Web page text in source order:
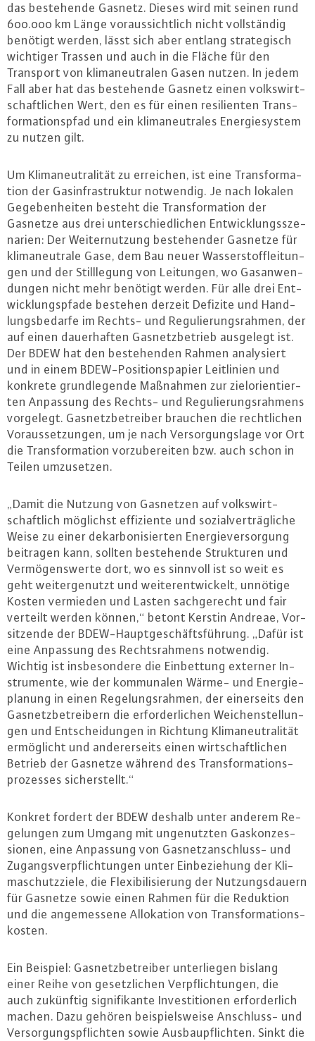
das be­ste­hen­de Gasnetz. Dieses wird mit seinen rund
600.000 km Länge vor­aus­sicht­lich nicht voll­stän­dig
benötigt werden, lässt sich aber entlang stra­te­gisch
wichtiger Trassen und auch in die Fläche für den
Transport von kli­ma­neu­tra­len Gasen nutzen. In jedem
Fall aber hat das be­ste­hen­de Gasnetz einen volks­wirt­
schaft­li­chen Wert, den es für einen resi­li­en­ten Trans­
for­ma­ti­ons­pfad und ein kli­ma­neu­tra­les En­er­gie­sys­tem
zu nutzen gilt.
Um Kli­ma­neu­tra­li­tät zu erreichen, ist eine Trans­for­ma­
ti­on der Gas­in­fra­struk­tur notwendig. Je nach lokalen
Ge­ge­ben­hei­ten besteht die Trans­for­ma­ti­on der
Gasnetze aus drei un­ter­schied­li­chen Ent­wick­lungs­sze­
na­ri­en: Der Wei­ter­nut­zung be­ste­hen­der Gasnetze für
kli­ma­neu­tra­le Gase, dem Bau neuer Was­ser­stoff­lei­tun­
gen und der Still­le­gung von Leitungen, wo Gas­an­wen­
dun­gen nicht mehr benötigt werden. Für alle drei Ent­
wick­lungs­pfa­de bestehen derzeit Defizite und Hand­
lungs­be­dar­fe im Rechts- und Re­gu­lie­rungs­rah­men, der
auf einen dau­er­haf­ten Gas­netz­be­trieb ausgelegt ist.
Der BDEW hat den be­ste­hen­den Rahmen ana­ly­siert
und in einem BDEW-Po­si­ti­ons­pa­pier Leit­li­ni­en und
konkrete grund­le­gen­de Maßnahmen zur ziel­ori­en­tier­
ten Anpassung des Rechts- und Re­gu­lie­rungs­rah­mens
vorgelegt. Gas­netz­be­trei­ber brauchen die recht­li­chen
Vor­aus­set­zun­gen, um je nach Ver­sor­gungs­la­ge vor Ort
die Trans­for­ma­ti­on vor­zu­be­rei­ten bzw. auch schon in
Teilen um­zu­set­zen.
„Damit die Nutzung von Gasnetzen auf volks­wirt­
schaft­lich möglichst ef­fi­zi­en­te und so­zi­al­ver­träg­li­che
Weise zu einer dekar­bo­ni­sier­ten En­er­gie­ver­sor­gung
beitragen kann, sollten be­ste­hen­de Struk­tu­ren und
Ver­mö­gens­wer­te dort, wo es sinnvoll ist so weit es
geht wei­ter­ge­nutzt und wei­ter­ent­wi­ckelt, unnötige
Kosten vermieden und Lasten sach­ge­recht und fair
verteilt werden können,“ betont Kerstin Andreae, Vor­
sit­zen­de der BDEW-Haupt­ge­schäfts­füh­rung. „Dafür ist
eine Anpassung des Rechts­rah­mens notwendig.
Wichtig ist ins­be­son­de­re die Ein­bet­tung externer In­
stru­men­te, wie der kom­mu­na­len Wärme- und En­er­gie­
pla­nung in einen Re­ge­lungs­rah­men, der ei­ner­seits den
Gas­netz­be­trei­bern die er­for­der­li­chen Wei­chen­stel­lun­
gen und Ent­schei­dun­gen in Richtung Kli­ma­neu­tra­li­tät
er­mög­licht und an­de­rer­seits einen wirt­schaft­li­chen
Betrieb der Gasnetze während des Trans­for­ma­ti­ons­
pro­zes­ses si­cher­stellt.“
Konkret fordert der BDEW deshalb unter anderem Re­
ge­lun­gen zum Umgang mit un­ge­nutz­ten Gas­kon­zes­
sio­nen, eine Anpassung von Gas­netz­an­schluss- und
Zu­gangs­ver­pflich­tun­gen unter Ein­be­zie­hung der Kli­
ma­schutz­zie­le, die Fle­xi­bi­li­sie­rung der Nut­zungs­dau­ern
für Gasnetze sowie einen Rahmen für die Reduktion
und die an­ge­mes­se­ne Al­lo­ka­ti­on von Trans­for­ma­ti­ons­
kos­ten.
Ein Beispiel: Gas­netz­be­trei­ber un­ter­lie­gen bislang
einer Reihe von ge­setz­li­chen Ver­pflich­tun­gen, die
auch zukünftig si­gni­fi­kan­te In­ves­ti­tio­nen er­for­der­lich
machen. Dazu gehören bei­spiels­wei­se An­schluss- und
Ver­sor­gungs­pflich­ten sowie Aus­baupflich­ten. Sinkt die